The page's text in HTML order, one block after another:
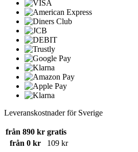
Leveranskostnader för Sverige
från 890 kr gratis
från 0 kr
109 kr